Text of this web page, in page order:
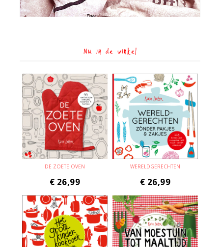
Nu in de winkel
DE ZOETE OVEN
€ 26,99
WERELDGERECHTEN
€ 26,99